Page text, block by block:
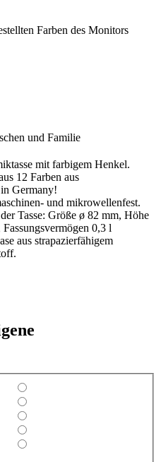
Farben des Monitors
und Familie
mit farbigem Henkel.
12 Farben aus
in Germany!
und mikrowellenfest.
der Tasse: Größe ø 82 mm, Höhe
0,3 l
aus strapazierfähigem